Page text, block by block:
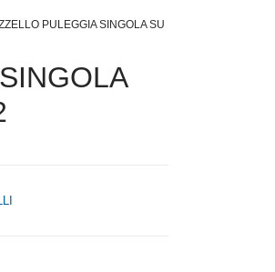
PULEGGIA SINGOLA SU